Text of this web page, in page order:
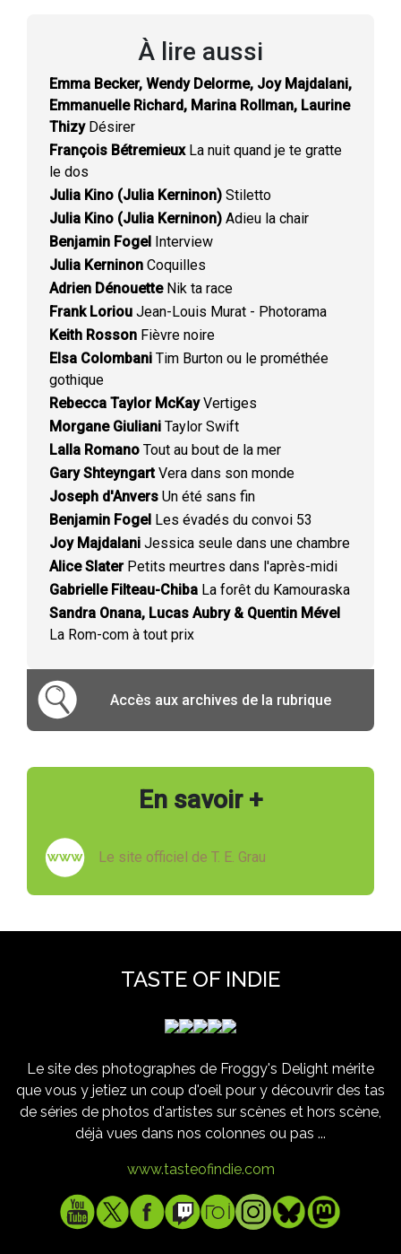
À lire aussi
Emma Becker, Wendy Delorme, Joy Majdalani,
Emmanuelle Richard, Marina Rollman, Laurine
ThizyDésirer
François BétremieuxLa nuit quand je te gratte
le dos
Julia Kino (Julia Kerninon) Stiletto
Julia Kino (Julia Kerninon) Adieu la chair
Benjamin Fogel Interview
Julia Kerninon Coquilles
Adrien DénouetteNik ta race
Frank Loriou Jean-Louis Murat - Photorama
Keith Rosson Fièvre noire
Elsa Colombani Tim Burton ou le prométhée
gothique
Rebecca Taylor McKayVertiges
Morgane Giuliani Taylor Swift
Lalla Romano Tout au bout de la mer
Gary ShteyngartVera dans son monde
Joseph d'Anvers Un été sans fin
Benjamin Fogel Les évadés du convoi 53
Joy Majdalani Jessica seule dans une chambre
Alice SlaterPetits meurtres dans l'après-midi
Gabrielle Filteau-Chiba La forêt du Kamouraska
Sandra Onana, Lucas Aubry & Quentin Mével
La Rom-com à tout prix
Accès aux archives de la rubrique
En savoir +
Le site officiel de T. E. Grau
TASTE OF INDIE
Le site des photographes de Froggy's Delight mérite
que vous y jetiez un coup d'oeil pour y découvrir des tas
de séries de photos d'artistes sur scènes et hors scène,
déjà vues dans nos colonnes ou pas ...
www.tasteofindie.com